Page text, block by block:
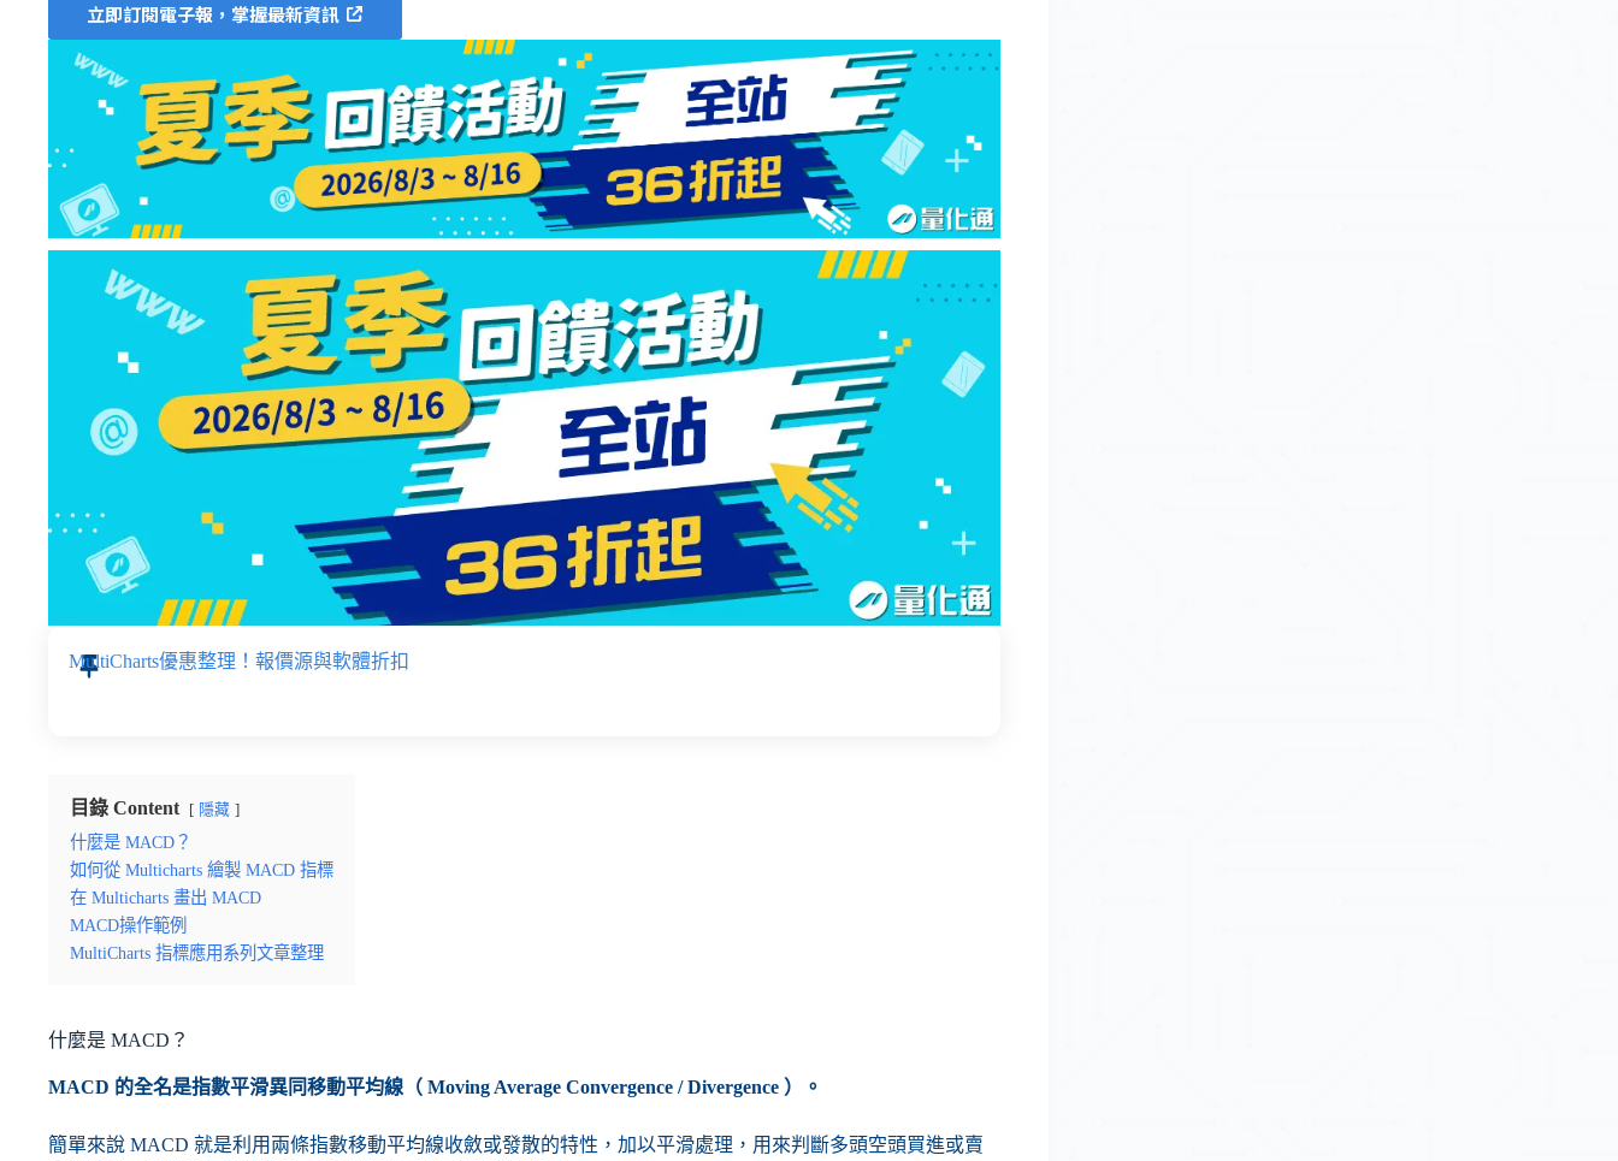
立即訂閱電子報，掌握最新資訊
MultiCharts優惠整理！報價源與軟體折扣
目錄 Content 隱藏
什麼是 MACD？
如何從 Multicharts 繪製 MACD 指標
在 Multicharts 畫出 MACD
MACD操作範例
MultiCharts 指標應用系列文章整理
什麼是 MACD？
MACD 的全名是指數平滑異同移動平均線（ Moving Average Convergence / Divergence ）。
簡單來說 MACD 就是利用兩條指數移動平均線收斂或發散的特性，加以平滑處理，用來判斷多頭空頭買進或賣